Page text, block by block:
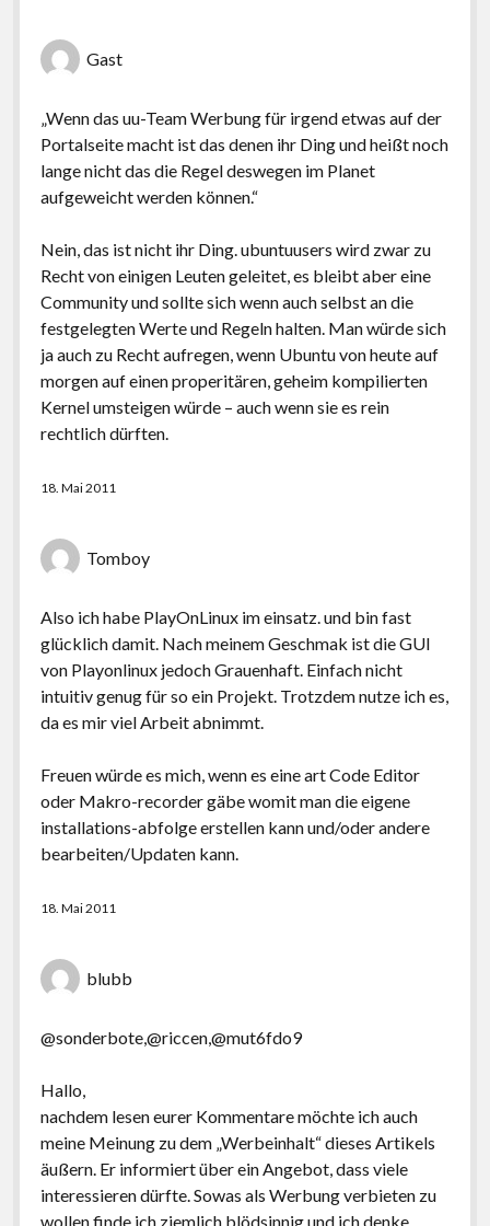
Gast
„Wenn das uu-Team Werbung für irgend etwas auf der
Portalseite macht ist das denen ihr Ding und heißt noch
lange nicht das die Regel deswegen im Planet
aufgeweicht werden können.“
Nein, das ist nicht ihr Ding. ubuntuusers wird zwar zu
Recht von einigen Leuten geleitet, es bleibt aber eine
Community und sollte sich wenn auch selbst an die
festgelegten Werte und Regeln halten. Man würde sich
ja auch zu Recht aufregen, wenn Ubuntu von heute auf
morgen auf einen properitären, geheim kompilierten
Kernel umsteigen würde – auch wenn sie es rein
rechtlich dürften.
18. Mai 2011
Tomboy
Also ich habe PlayOnLinux im einsatz. und bin fast
glücklich damit. Nach meinem Geschmak ist die GUI
von Playonlinux jedoch Grauenhaft. Einfach nicht
intuitiv genug für so ein Projekt. Trotzdem nutze ich es,
da es mir viel Arbeit abnimmt.
Freuen würde es mich, wenn es eine art Code Editor
oder Makro-recorder gäbe womit man die eigene
installations-abfolge erstellen kann und/oder andere
bearbeiten/Updaten kann.
18. Mai 2011
blubb
@sonderbote,@riccen,@mut6fdo9
Hallo,
nachdem lesen eurer Kommentare möchte ich auch
meine Meinung zu dem „Werbeinhalt“ dieses Artikels
äußern. Er informiert über ein Angebot, dass viele
interessieren dürfte. Sowas als Werbung verbieten zu
wollen finde ich ziemlich blödsinnig und ich denke